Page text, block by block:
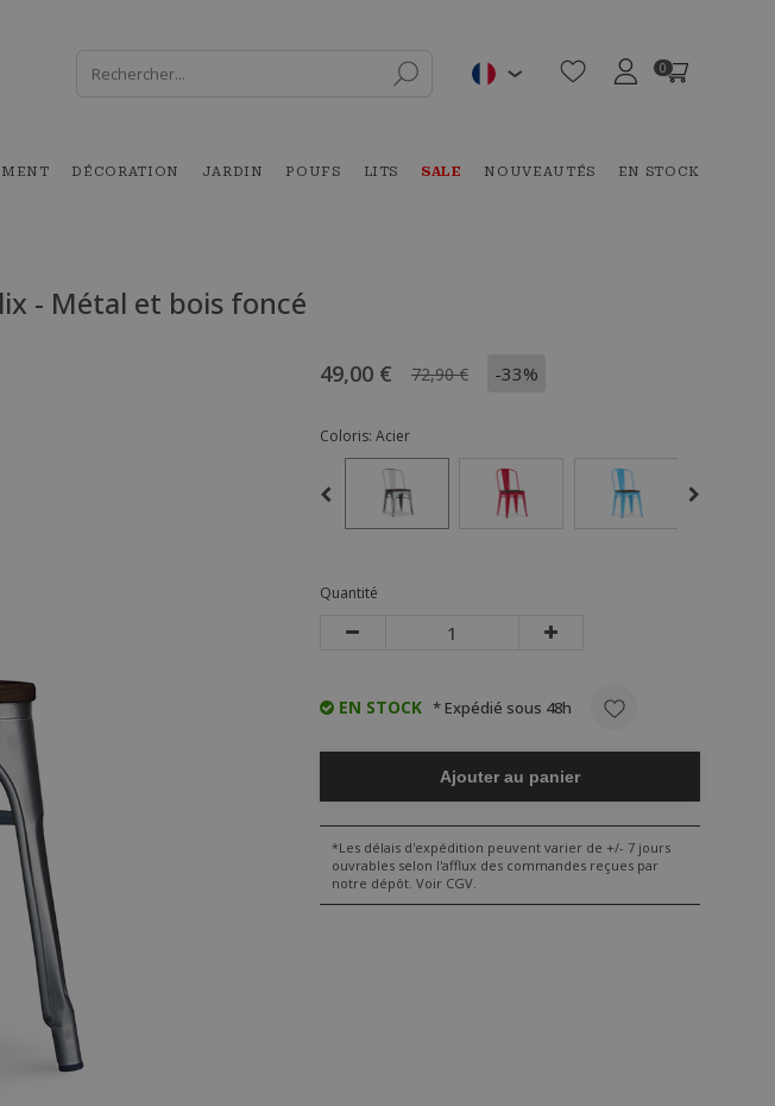
0
DÉCORATION JARDIN POUFS LITS SALE NOUVEAUTÉS EN STOCK
- Métal et bois foncé
49,00 € 72,90 € -33%
Coloris: Acier
Quantité
EN STOCK * Expédié sous 48h
Ajouter au panier
*Les délais d'expédition peuvent varier de +/- 7 jours
ouvrables selon l'afflux des commandes reçues par
notre dépôt. Voir CGV.